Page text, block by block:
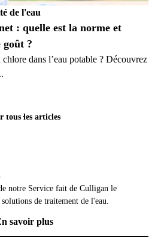
de l'eau
: quelle est la norme et
goût ?
dans l’eau potable ? Découvrez
tous les articles
notre Service fait de Culligan le
de traitement de l'eau.
savoir plus